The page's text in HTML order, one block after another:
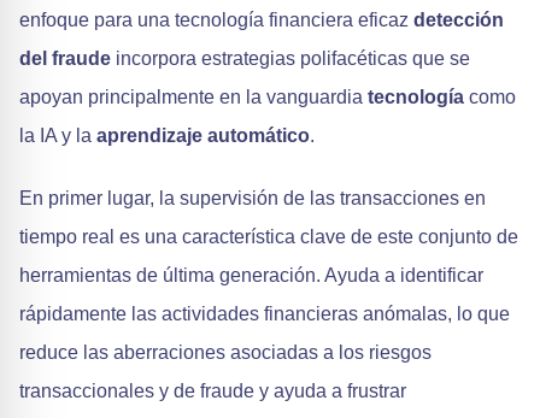
enfoque para una tecnología financiera eficaz detección
del fraude incorpora estrategias polifacéticas que se
apoyan principalmente en la vanguardia tecnología como
la IA y la aprendizaje automático.
En primer lugar, la supervisión de las transacciones en
tiempo real es una característica clave de este conjunto de
herramientas de última generación. Ayuda a identificar
rápidamente las actividades financieras anómalas, lo que
reduce las aberraciones asociadas a los riesgos
transaccionales y de fraude y ayuda a frustrar